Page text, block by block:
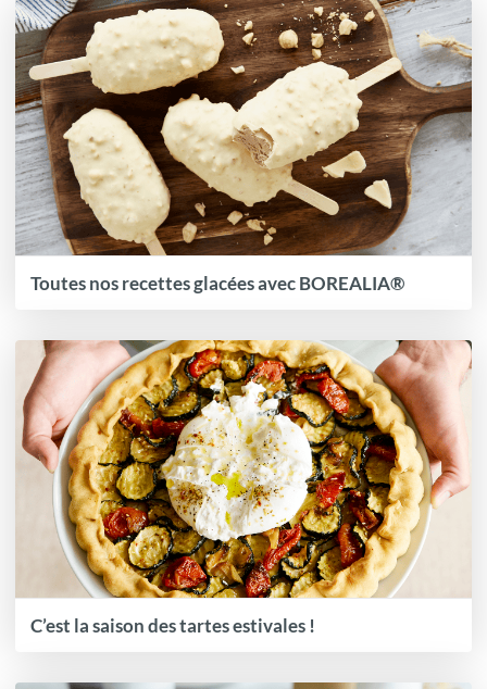
Toutes nos recettes glacées avec BOREALIA®
C’est la saison des tartes estivales !